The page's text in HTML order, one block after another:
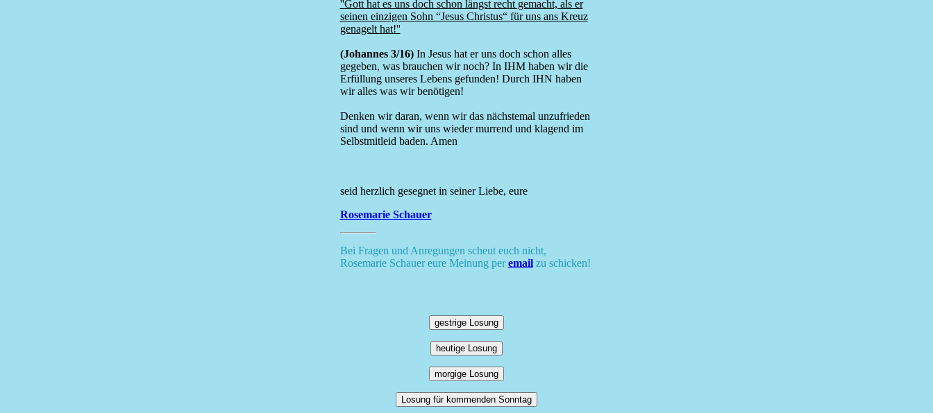
''Gott hat es uns doch schon längst recht gemacht, als er
seinen einzigen Sohn “Jesus Christus“ für uns ans Kreuz
genagelt hat!''
(Johannes 3/16)In Jesus hat er uns doch schon alles
gegeben, was brauchen wir noch? In IHM haben wir die
Erfüllung unseres Lebens gefunden! Durch IHN haben
wir alles was wir benötigen!
Denken wir daran, wenn wir das nächstemal unzufrieden
sind und wenn wir uns wieder murrend und klagend im
Selbstmitleid baden. Amen
seid herzlich gesegnet in seiner Liebe, eure
Rosemarie Schauer
Bei Fragen und Anregungen scheut euch nicht,
Rosemarie Schauer eure Meinung peremailzu schicken!
gestrige Losung
heutige Losung
morgige Losung
Losung für kommenden Sonntag